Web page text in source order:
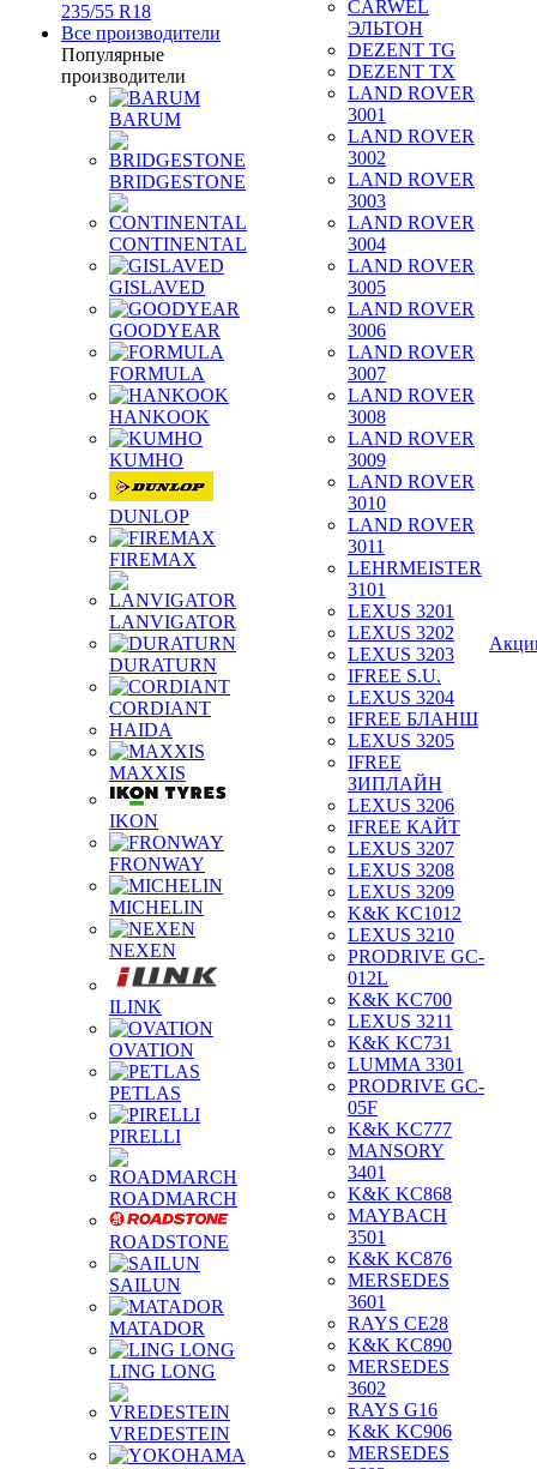
235/55 R18
Все производители
Популярные
производители
BARUM
BRIDGESTONE
CONTINENTAL
GISLAVED
GOODYEAR
FORMULA
HANKOOK
KUMHO
DUNLOP
FIREMAX
LANVIGATOR
DURATURN
CORDIANT
HAIDA
MAXXIS
IKON
FRONWAY
MICHELIN
NEXEN
ILINK
OVATION
PETLAS
PIRELLI
ROADMARCH
ROADSTONE
SAILUN
MATADOR
LING LONG
VREDESTEIN
CARWEL
ЭЛЬТОН
DEZENT TG
DEZENT TX
LAND ROVER
3001
LAND ROVER
3002
LAND ROVER
3003
LAND ROVER
3004
LAND ROVER
3005
LAND ROVER
3006
LAND ROVER
3007
LAND ROVER
3008
LAND ROVER
3009
LAND ROVER
3010
LAND ROVER
3011
LEHRMEISTER
3101
LEXUS 3201
LEXUS 3202
LEXUS 3203
IFREE S.U.
LEXUS 3204
IFREE БЛАНШ
LEXUS 3205
IFREE
ЗИПЛАЙН
LEXUS 3206
IFREE КАЙТ
LEXUS 3207
LEXUS 3208
LEXUS 3209
K&K KC1012
LEXUS 3210
PRODRIVE GC-
012L
K&K KC700
LEXUS 3211
K&K KC731
LUMMA 3301
PRODRIVE GC-
05F
K&K KC777
MANSORY
3401
K&K KC868
MAYBACH
3501
K&K KC876
MERSEDES
3601
RAYS CE28
K&K KC890
MERSEDES
3602
RAYS G16
K&K KC906
MERSEDES